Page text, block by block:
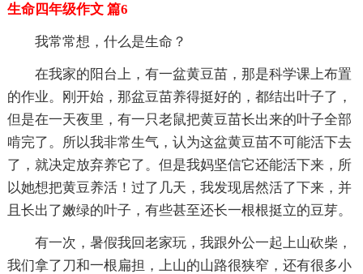
生命四年级作文 篇6
我常常想，什么是生命？
在我家的阳台上，有一盆黄豆苗，那是科学课上布置
的作业。刚开始，那盆豆苗养得挺好的，都结出叶子了，
但是在一天夜里，有一只老鼠把黄豆苗长出来的叶子全部
啃完了。所以我非常生气，认为这盆黄豆苗不可能活下去
了，就决定放弃养它了。但是我妈坚信它还能活下来，所
以她想把黄豆养活！过了几天，我发现居然活了下来，并
且长出了嫩绿的叶子，有些甚至还长一根根挺立的豆芽。
有一次，暑假我回老家玩，我跟外公一起上山砍柴，
我们拿了刀和一根扁担，上山的山路很狭窄，还有很多小